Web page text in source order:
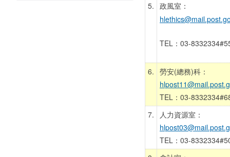
5. 政風室：
TEL：03-
6. 勞安(總務)科：
TEL：03-
7.
人力資源室：
TEL：03-